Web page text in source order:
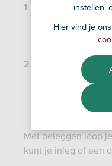
Je streeft ernaar
bouwen in
langere tijd
Je streeft ernaar
harder te laten
door een deel
Met beleggen loop
kunt je inleg of een
instellen'
Hier vind je ons